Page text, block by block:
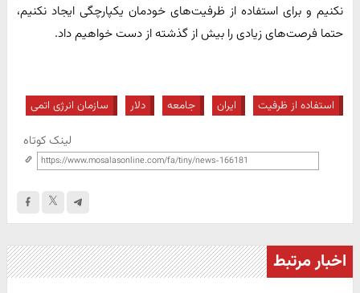
نکنیم و برای استفاده از ظرفیت‌های خودمان یکپارچگی ایجاد نکنیم،
حتما فرصت‌های زیادی را بیش از گذشته از دست خواهیم داد.
استفاده از ظرفیت ایران جامعه دلار سازمان انرژی اتمی
لینک کوتاه
اخبار مرتبط